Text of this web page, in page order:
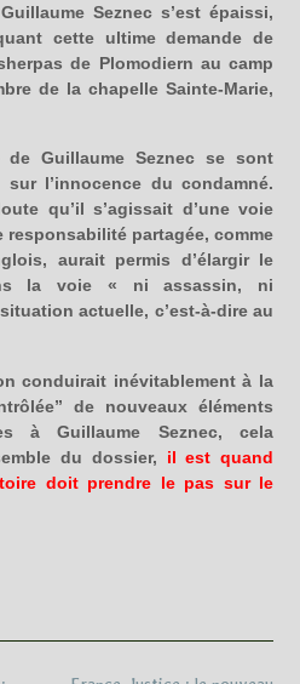
Seznec s’est épaissi,
cette ultime demande de
de Plomodiern au camp
de la chapelle Sainte-Marie,
Guillaume Seznec se sont
sur l’innocence du condamné.
qu’il s’agissait d’une voie
partagée, comme
aurait permis d’élargir le
la voie « ni assassin, ni
actuelle, c’est-à-dire au
conduirait inévitablement à la
de nouveaux éléments
à Guillaume Seznec, cela
du dossier, il est quand
doit prendre le pas sur le